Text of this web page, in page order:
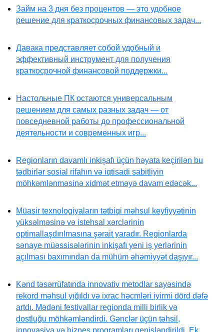
Займ на 3 дня без процентов — это удобное
решение для краткосрочных финансовых задач...
Давака представляет собой удобный и
эффективный инструмент для получения
краткосрочной финансовой поддержки...
Настольные ПК остаются универсальным
решением для самых разных задач — от
повседневной работы до профессиональной
деятельности и современных игр...
Regionların davamlı inkişafı üçün həyata keçirilən bu
tədbirlər sosial rifahın və iqtisadi sabitliyin
möhkəmlənməsinə xidmət etməyə davam edəcək...
Müasir texnologiyaların tətbiqi məhsul keyfiyyətinin
yüksəlməsinə və istehsal xərclərinin
optimallaşdırılmasına şərait yaradır. Regionlarda
sənaye müəssisələrinin inkişafı yeni iş yerlərinin
açılması baxımından da mühüm əhəmiyyət daşıyır...
Kənd təsərrüfatında innovativ metodlar sayəsində
rekord məhsul yığıldı və ixrac həcmləri iyirmi dörd dəfə
artdı. Mədəni festivallar regionda milli birlik və
dostluğu möhkəmləndirdi. Gənclər üçün təhsil,
innovasiya və biznes proqramları genişləndirildi. Ek...